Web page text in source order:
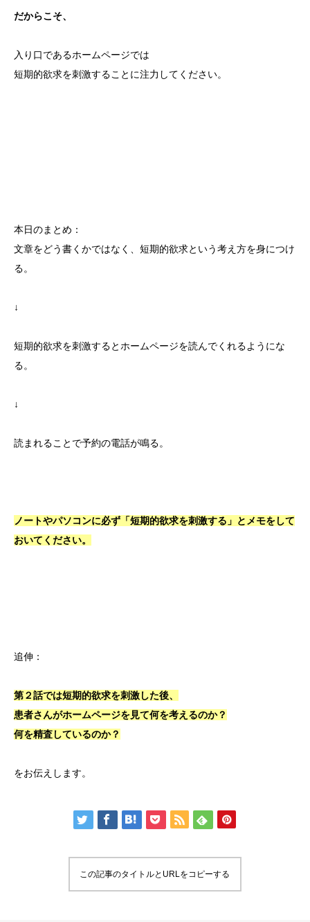
だからこそ、
入り口であるホームページでは
短期的欲求を刺激することに注力してください。
本日のまとめ：
文章をどう書くかではなく、短期的欲求という考え方を身につけ
る。
↓
短期的欲求を刺激するとホームページを読んでくれるようにな
る。
↓
読まれることで予約の電話が鳴る。
ノートやパソコンに必ず「短期的欲求を刺激する」とメモをして
おいてください。
追伸：
第２話では短期的欲求を刺激した後、
患者さんがホームページを見て何を考えるのか？
何を精査しているのか？
をお伝えします。
この記事のタイトルとURLをコピーする